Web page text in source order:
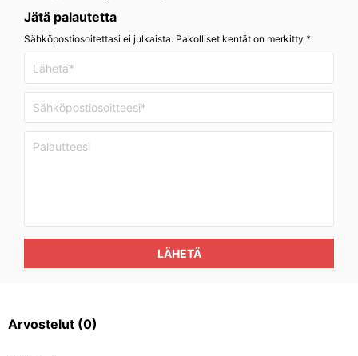
Jätä palautetta
Sähköpostiosoitettasi ei julkaista. Pakolliset kentät on merkitty *
LÄHETÄ
Arvostelut (0)